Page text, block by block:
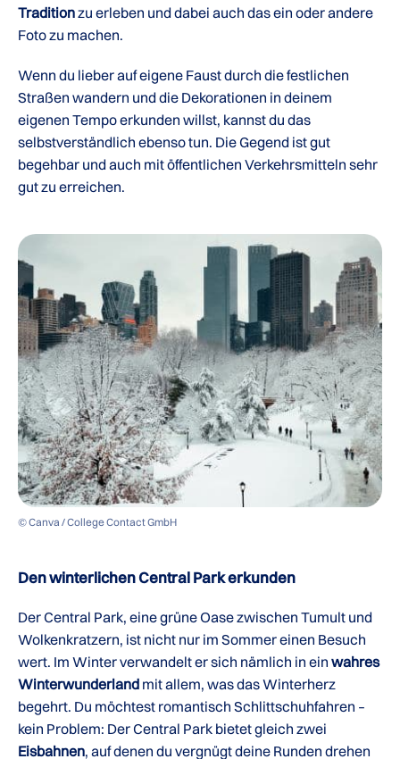
Traditionzu erleben und dabei auch das ein oder andere
Foto zu machen.
Wenn du lieber auf eigene Faust durch die festlichen
Straßen wandern und die Dekorationen in deinem
eigenen Tempo erkunden willst, kannst du das
selbstverständlich ebenso tun. Die Gegend ist gut
begehbar und auch mit öffentlichen Verkehrsmitteln sehr
gut zu erreichen.
© Canva / College Contact GmbH
Den winterlichen Central Park erkunden
Der Central Park, eine grüne Oase zwischen Tumult und
Wolkenkratzern, ist nicht nur im Sommer einen Besuch
wert. Im Winter verwandelt er sich nämlich in ein wahres
Winterwunderland mit allem, was das Winterherz
begehrt. Du möchtest romantisch Schlittschuhfahren –
kein Problem: Der Central Park bietet gleich zwei
Eisbahnen, auf denen du vergnügt deine Runden drehen